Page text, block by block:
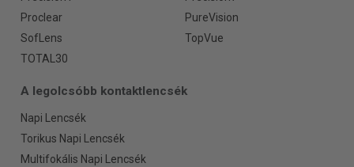
Proclear
PureVision
SofLens
TopVue
TOTAL30
A legolcsóbb kontaktlencsék
Napi Lencsék
Torikus Napi Lencsék
Multifokális Napi Lencsék